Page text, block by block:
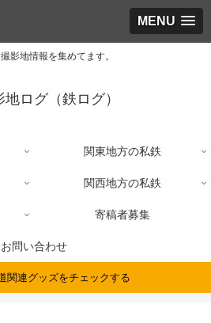
MENU
影地情報を集めてます。
ログ（鉄ログ）
関東地方の私鉄
関西地方の私鉄
寄稿者募集
お問い合わせ
関連グッズをチェックする